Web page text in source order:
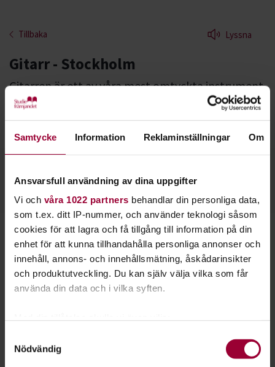
Samtycke Information Reklaminställningar Om
Ansvarsfull användning av dina uppgifter
Vi och våra 1022 partners behandlar din personliga data,
som t.ex. ditt IP-nummer, och använder teknologi såsom
cookies för att lagra och få tillgång till information på din
enhet för att kunna tillhandahålla personliga annonser och
innehåll, annons- och innehållsmätning, åskådarinsikter
och produktutveckling. Du kan själv välja vilka som får
använda din data och i vilka syften.
som kan ha en noggrannhet på upp till flera meter
Nödvändig
Tillbaka Lyssna
Gitarr - Stockholm
Gitarren är ett av våra mest omtyckta instrument.
Lär dig kompa vid lägerelden eller spela tunga
riff på scenen.
Välj bland vårt utbud
Klaffgitarr
Studiefrämjandet har kurser i bådeelgitarr,akustisk gitarr
ochklaffgitarr- både i grupp och individuellt.
Lär dig olika speltekniker, ackord, komp och solospel. Den
som provat att spela gitarr vet att möjligheterna närmast
är obegränsade.
Gitarren är också ett socialt instrument som lätt kan tas
för att kompa sång är väldigt populärt.